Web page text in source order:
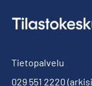
Tietopalvelu
029 551 2220